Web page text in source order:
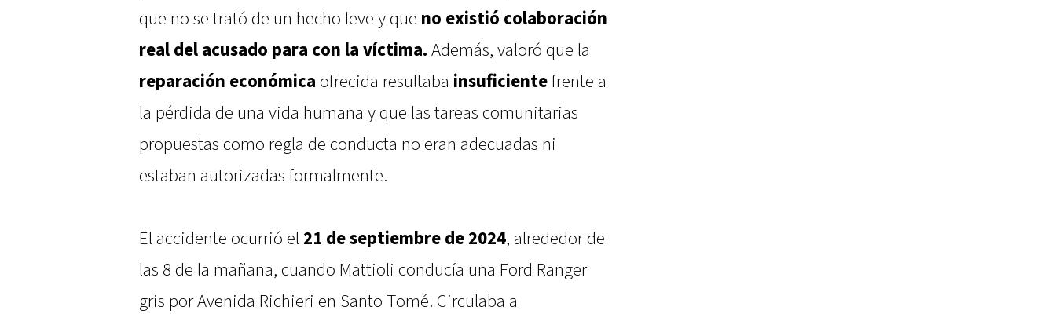
que no se trató de un hecho leve y que no existió colaboración
real del acusado para con la víctima. Además, valoró que la
reparación económica ofrecida resultaba insuficientefrente a
la pérdida de una vida humana y que las tareas comunitarias
propuestas como regla de conducta no eran adecuadas ni
estaban autorizadas formalmente.
El accidente ocurrió el 21 de septiembre de 2024, alrededor de
las 8 de la mañana, cuando Mattioli conducía una Ford Ranger
gris por Avenida Richieri en Santo Tomé. Circulaba a